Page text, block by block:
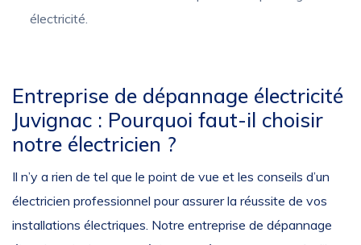
électricité.
Entreprise de dépannage électricité
Juvignac : Pourquoi faut-il choisir
notre électricien ?
Il n’y a rien de tel que le point de vue et les conseils d’un
électricien professionnel pour assurer la réussite de vos
installations électriques. Notre entreprise de dépannage